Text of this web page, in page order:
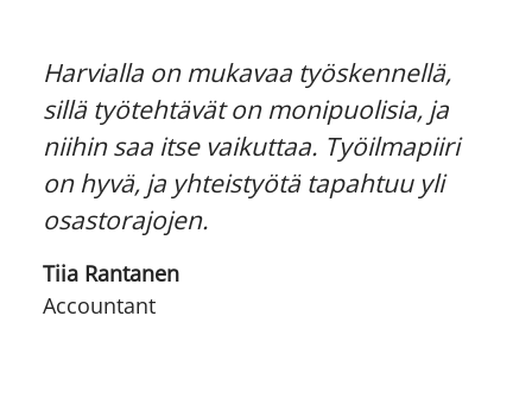
Harvialla on mukavaa työskennellä,
sillä työtehtävät on monipuolisia, ja
niihin saa itse vaikuttaa. Työilmapiiri
on hyvä, ja yhteistyötä tapahtuu yli
osastorajojen.
Tiia Rantanen
Accountant